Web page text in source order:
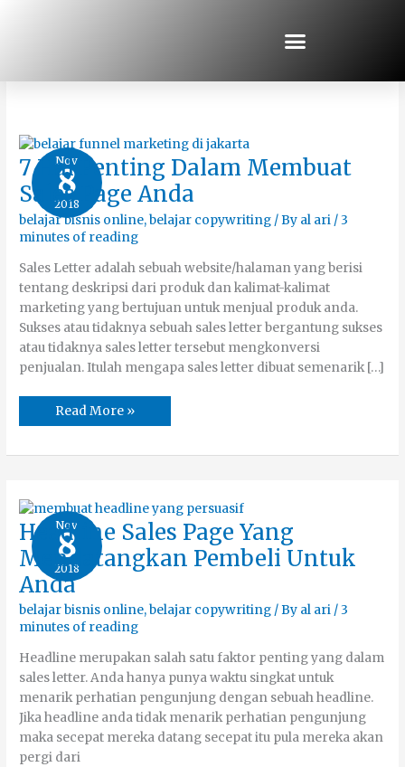
Nov
8
2018
7 Hal Penting Dalam Membuat
Sales Page Anda
belajar bisnis online,belajar copywriting / By al ari /3
minutes of reading
Sales Letter adalah sebuah website/halaman yang berisi
tentang deskripsi dari produk dan kalimat-kalimat
marketing yang bertujuan untuk menjual produk anda.
Sukses atau tidaknya sebuah sales letter bergantung sukses
atau tidaknya sales letter tersebut mengkonversi
penjualan. Itulah mengapa sales letter dibuat semenarik […]
7
Hal
Penting
Dalam
Membuat
Sales
Page
Anda
Read More »
Nov
8
2018
Headline Sales Page Yang
Mendatangkan Pembeli Untuk
Anda
belajar bisnis online, belajar copywriting/ By al ari/3
minutes of reading
Headline merupakan salah satu faktor penting yang dalam
sales letter. Anda hanya punya waktu singkat untuk
menarik perhatian pengunjung dengan sebuah headline.
Jika headline anda tidak menarik perhatian pengunjung
maka secepat mereka datang secepat itu pula mereka akan
pergi dari
Headline
Sales
Page
Yang
Mendatangkan
Pembeli
Untuk
Anda